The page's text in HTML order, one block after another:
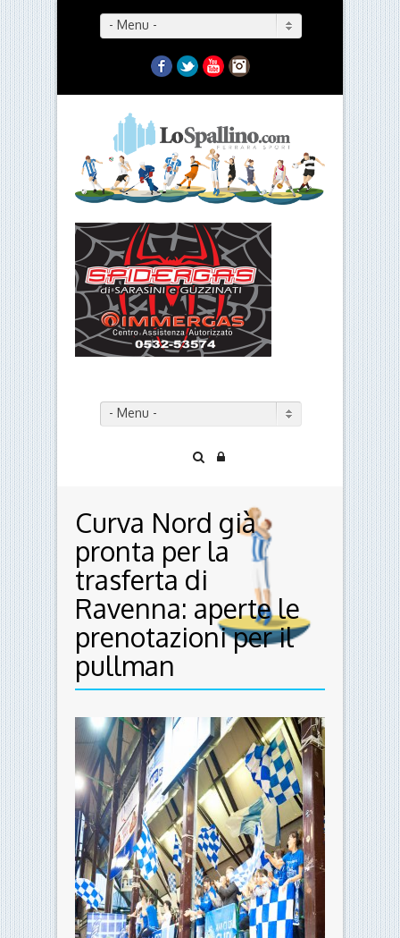
- Menu -
Facebook
TwitterYouTubeInstagram
- Menu -
Curva Nord già
pronta per la
trasferta di
Ravenna: aperte le
prenotazioni per il
pullman